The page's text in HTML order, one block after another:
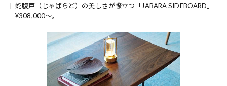
蛇腹戸（じゃばらど）の美しさが際立つ「JABARA SIDEBOARD」
¥308,000～。